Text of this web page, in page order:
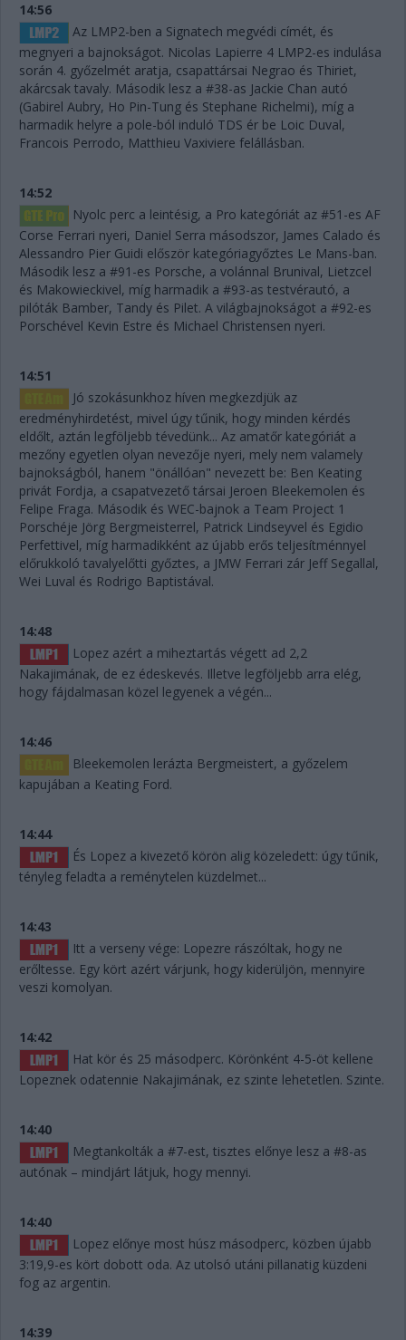
14:56
Az LMP2-ben a Signatech megvédi címét, és
megnyeri a bajnokságot. Nicolas Lapierre 4 LMP2-es indulása
során 4. győzelmét aratja, csapattársai Negrao és Thiriet,
akárcsak tavaly. Második lesz a #38-as Jackie Chan autó
(Gabirel Aubry, Ho Pin-Tung és Stephane Richelmi), míg a
harmadik helyre a pole-ból induló TDS ér be Loic Duval,
Francois Perrodo, Matthieu Vaxiviere felállásban.
14:52
Nyolc perc a leintésig, a Pro kategóriát az #51-es AF
Corse Ferrari nyeri, Daniel Serra másodszor, James Calado és
Alessandro Pier Guidi először kategóriagyőztes Le Mans-ban.
Második lesz a #91-es Porsche, a volánnal Brunival, Lietzcel
és Makowieckivel, míg harmadik a #93-as testvérautó, a
pilóták Bamber, Tandy és Pilet. A világbajnokságot a #92-es
Porschével Kevin Estre és Michael Christensen nyeri.
14:51
Jó szokásunkhoz híven megkezdjük az
eredményhirdetést, mivel úgy tűnik, hogy minden kérdés
eldőlt, aztán legföljebb tévedünk... Az amatőr kategóriát a
mezőny egyetlen olyan nevezője nyeri, mely nem valamely
bajnokságból, hanem "önállóan" nevezett be: Ben Keating
privát Fordja, a csapatvezető társai Jeroen Bleekemolen és
Felipe Fraga. Második és WEC-bajnok a Team Project 1
Porschéje Jörg Bergmeisterrel, Patrick Lindseyvel és Egidio
Perfettivel, míg harmadikként az újabb erős teljesítménnyel
előrukkoló tavalyelőtti győztes, a JMW Ferrari zár Jeff Segallal,
Wei Luval és Rodrigo Baptistával.
14:48
Lopez azért a miheztartás végett ad 2,2
Nakajimának, de ez édeskevés. Illetve legföljebb arra elég,
hogy fájdalmasan közel legyenek a végén...
14:46
Bleekemolen lerázta Bergmeistert, a győzelem
kapujában a Keating Ford.
14:44
És Lopez a kivezető körön alig közeledett: úgy tűnik,
tényleg feladta a reménytelen küzdelmet...
14:43
Itt a verseny vége: Lopezre rászóltak, hogy ne
erőltesse. Egy kört azért várjunk, hogy kiderüljön, mennyire
veszi komolyan.
14:42
Hat kör és 25 másodperc. Körönként 4-5-öt kellene
Lopeznek odatennie Nakajimának, ez szinte lehetetlen. Szinte.
14:40
Megtankolták a #7-est, tisztes előnye lesz a #8-as
autónak – mindjárt látjuk, hogy mennyi.
14:40
Lopez előnye most húsz másodperc, közben újabb
3:19,9-es kört dobott oda. Az utolsó utáni pillanatig küzdeni
fog az argentin.
14:39